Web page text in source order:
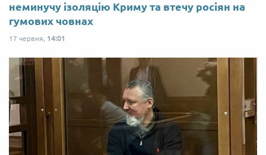
неминучу ізоляцію Криму та втечу росіян на
гумових човнах
17 червня, 14:01